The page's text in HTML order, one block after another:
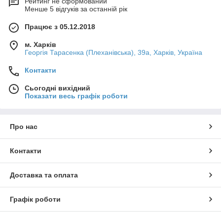
Менше 5 відгуків за останній рік
Працює з 05.12.2018
м. Харків
Георгія Тарасенка (Плеханівська), 39а, Харків, Україна
Контакти
Сьогодні вихідний
Показати весь графік роботи
Про нас
Контакти
Доставка та оплата
Графік роботи